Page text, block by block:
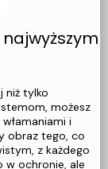
niż tylko
możesz
i
obraz tego, co
z każdego
w ochronie, ale